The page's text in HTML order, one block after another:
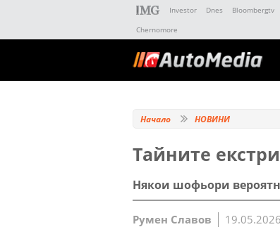
Investor Dnes Bloombergtv
Chernomore
Начало НОВИНИ
Тайните
Някои шофьори
Румен Славов